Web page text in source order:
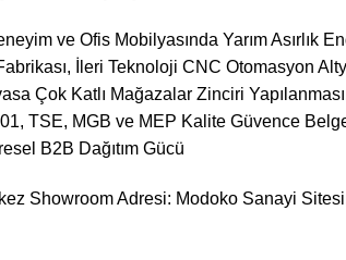
ve Ofis Mobilyasında Yarım Asırlık
İleri Teknoloji CNC Otomasyon
Çok Katlı Mağazalar Zinciri
TSE, MGB ve MEP Kalite Güvence
B2B Dağıtım Gücü
Showroom Adresi: Modoko Sanayi